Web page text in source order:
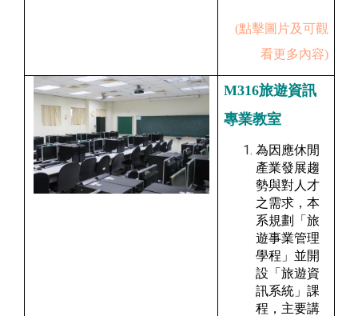
(點擊圖片及可觀
看更多內容)
M316旅遊資訊
專業教室
為因應休閒
產業發展趨
勢與對人才
之需求，本
系規劃「旅
遊事業管理
學程」並開
設「旅遊資
訊系統」課
程，主要講